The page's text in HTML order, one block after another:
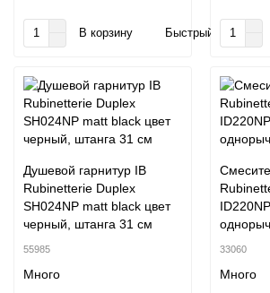
В корзину Быстрый заказ
Душевой гарнитур IB
Rubinetterie Duplex
SH024NP matt black цвет
черный, штанга 31 см
55985
Много
33060
Много